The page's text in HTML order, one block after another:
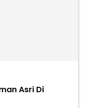
Asri Di